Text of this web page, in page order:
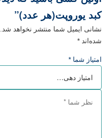
کبد یوروپت(هر عدد)”
نشانی ایمیل شما منتشر نخواهد شد.
شده‌اند *
امتیاز شما *